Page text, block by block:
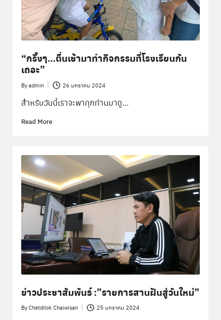
“กริ๊งๆ…ตื่นเช้ามาทำกิจกรรมที่โรงเรียนกัน
เถอะ”
Posted
by
Byadmin 26 มกราคม 2024
สำหรับวันนี้เราจะพาทุกท่านมาดู…
Read More
ข่าวประชาสัมพันธ์ :”รายการสานฝันสู่วันใหม่”
Posted
ByChetdilok Chaiwisan 25 มกราคม 2024